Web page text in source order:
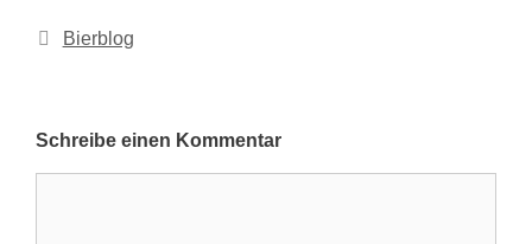
Kategorien
Bierblog
Schreibe einen Kommentar